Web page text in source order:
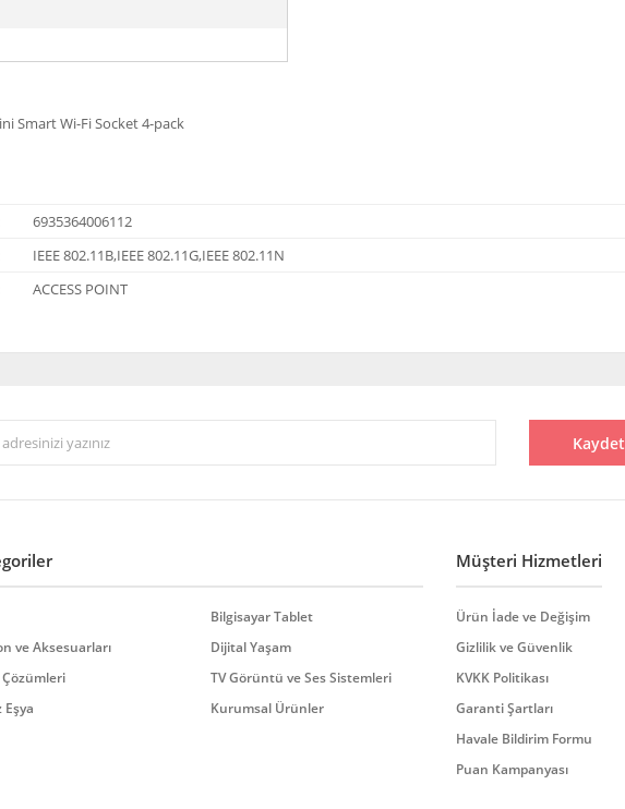
Smart Wi-Fi Socket 4-pack
6935364006112
IEEE 802.11B,IEEE 802.11G,IEEE 802.11N
ACCESS POINT
Gönder
Kaydet
ve Aksesuarları
Çözümleri
Eşya
Bilgisayar Tablet
Dijital Yaşam
TV Görüntü ve Ses Sistemleri
Kurumsal Ürünler
Müşteri Hizmetleri
Ürün İade ve Değişim
Gizlilik ve Güvenlik
KVKK Politikası
Garanti Şartları
Havale Bildirim Formu
Puan Kampanyası